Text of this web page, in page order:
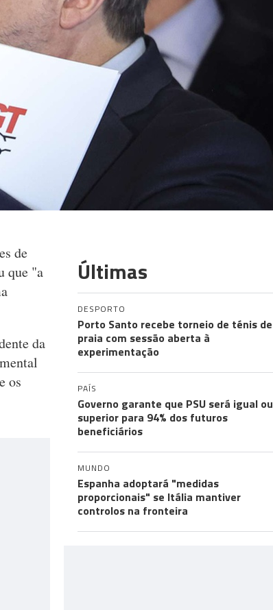
de
que "a
da
os
Últimas
DESPORTO
Porto Santo recebe torneio de ténis de
praia com sessão aberta à
experimentação
PAÍS
Governo garante que PSU será igual ou
superior para 94% dos futuros
beneficiários
MUNDO
Espanha adoptará "medidas
proporcionais" se Itália mantiver
controlos na fronteira